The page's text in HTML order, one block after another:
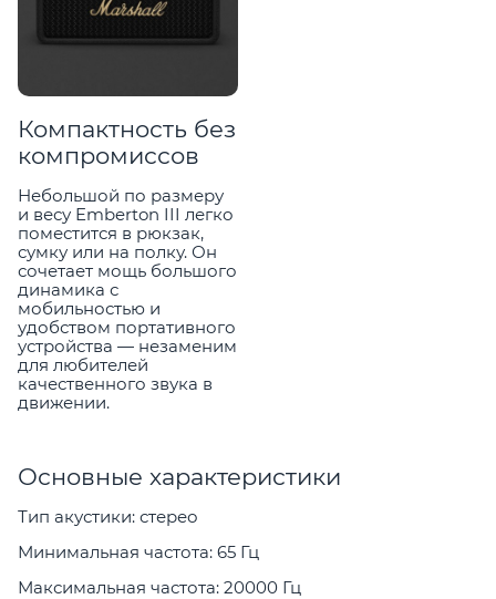
Компактность без
компромиссов
Небольшой по размеру
и весу Emberton III легко
поместится в рюкзак,
сумку или на полку. Он
сочетает мощь большого
динамика с
мобильностью и
удобством портативного
устройства — незаменим
для любителей
качественного звука в
движении.
Основные характеристики
Тип акустики: стерео
Минимальная частота: 65 Гц
Максимальная частота: 20000 Гц